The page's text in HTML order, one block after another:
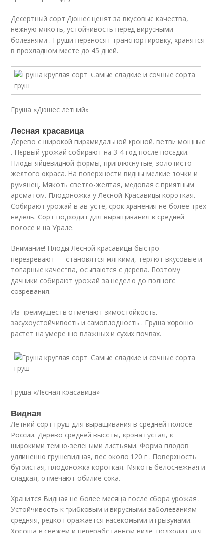
Десертный сорт Дюшес ценят за вкусовые качества,
нежную мякоть, устойчивость перед вирусными
болезнями . Груши переносят транспортировку, хранятся
в прохладном месте до 45 дней.
Груша «Дюшес летний»
Лесная красавица
Дерево с широкой пирамидальной кроной, ветви мощные
. Первый урожай собирают на 3-4 год после посадки.
Плоды яйцевидной формы, приплюснутые, золотисто-
желтого окраса. На поверхности видны мелкие точки и
румянец. Мякоть светло-желтая, медовая с приятным
ароматом. Плодоножка у Лесной Красавицы короткая.
Собирают урожай в августе, срок хранения не более трех
недель. Сорт подходит для выращивания в средней
полосе и на Урале.
Внимание! Плоды Лесной красавицы быстро
перезревают — становятся мягкими, теряют вкусовые и
товарные качества, осыпаются с дерева. Поэтому
дачники собирают урожай за неделю до полного
созревания.
Из преимуществ отмечают зимостойкость,
засухоустойчивость и самоплодность . Груша хорошо
растет на умеренно влажных и сухих почвах.
Груша «Лесная красавица»
Видная
Летний сорт груш для выращивания в средней полосе
России. Дерево средней высоты, крона густая, к
широкими темно-зелеными листьями. Форма плодов
удлиненно грушевидная, вес около 120 г . Поверхность
бугристая, плодоножка короткая. Мякоть белоснежная и
сладкая, отмечают обилие сока.
Хранится Видная не более месяца после сбора урожая .
Устойчивость к грибковым и вирусными заболеваниям
средняя, редко поражается насекомыми и грызунами.
Хороша в свежем и переработанном виде, подходит для